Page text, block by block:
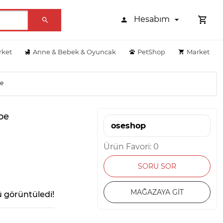
Hesabım
Anne & Bebek & Oyuncak PetShop Market
oseshop
Ürün Favori: 0
SORU SOR
MAĞAZAYA GİT
görüntüledi!